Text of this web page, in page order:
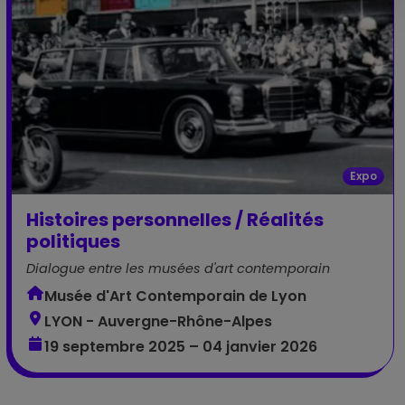
Expo
Histoires personnelles / Réalités
politiques
Dialogue entre les musées d'art contemporain
Musée d'Art Contemporain de Lyon
LYON - Auvergne-Rhône-Alpes
19 septembre 2025 – 04 janvier 2026